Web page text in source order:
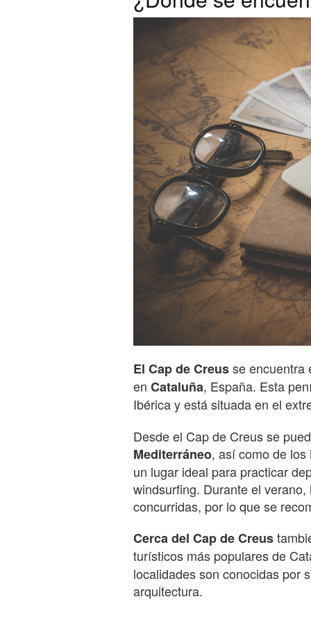
El Cap de Creusse encuentra
en Cataluña, España. Esta
Ibérica y está situada en el
Desde el Cap de Creus se
Mediterráneo, así como de los
un lugar ideal para practicar
windsurfing. Durante el
concurridas, por lo que se
Cerca del Cap de Creus
turísticos más populares de
localidades son conocidas por
arquitectura.